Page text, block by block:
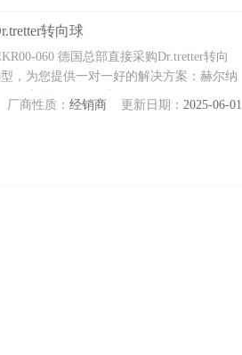
转向球
060 德国总部直接采购Dr.tretter转向
，为您提供一对一好的解决方案：赫尔纳
可为您提供好的维修服务。
厂商性质：经销商 更新日期：2025-06-01